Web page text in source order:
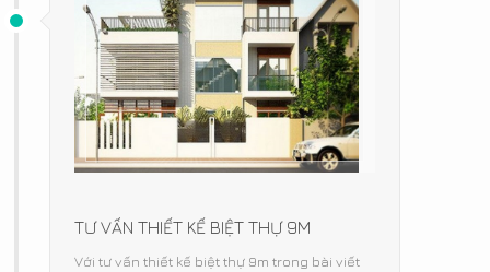
TƯ VẤN THIẾT KẾ BIỆT THỰ 9M
Với tư vấn thiết kế biệt thự 9m trong bài viết